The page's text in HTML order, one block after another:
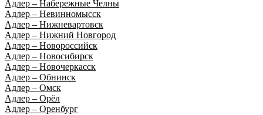
Адлер – Набережные Челны
Адлер – Невинномысск
Адлер – Нижневартовск
Адлер – Нижний Новгород
Адлер – Новороссийск
Адлер – Новосибирск
Адлер – Новочеркасск
Адлер – Обнинск
Адлер – Омск
Адлер – Орёл
Адлер – Оренбург